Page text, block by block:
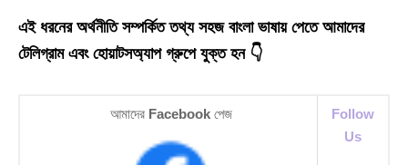
এই ধরনের অর্থনীতি সম্পর্কিত তথ্য সহজ বাংলা ভাষায় পেতে আমাদের
টেলিগ্রাম এবং হোয়াটসঅ্যাপ গ্রুপে যুক্ত হন 👇
আমাদের Facebook পেজ
Follow
Us